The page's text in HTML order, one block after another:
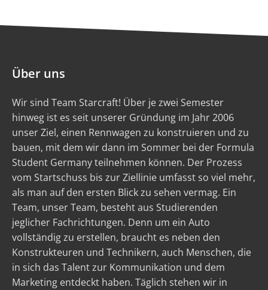
Über uns
Wir sind Team Starcraft! Über je zwei Semester
hinweg ist es seit unserer Gründung im Jahr 2006
unser Ziel, einen Rennwagen zu konstruieren und zu
bauen, mit dem wir dann im Sommer bei der Formula
Student Germany teilnehmen können. Der Prozess
vom Startschuss bis zur Ziellinie umfasst so viel mehr,
als man auf den ersten Blick zu sehen vermag. Ein
Team, unser Team, besteht aus Studierenden
jeglicher Fachrichtungen. Denn um ein Auto
vollständig zu erstellen, braucht es neben den
Konstrukteuren und Technikern, auch Menschen, die
in sich das Talent zur Kommunikation und dem
Marketing entdeckt haben. Täglich stehen wir in